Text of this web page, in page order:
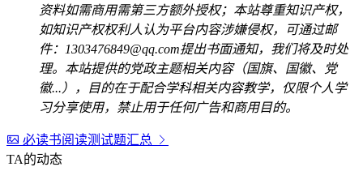
资料如需商用需第三方额外授权；本站尊重知识产权，
如知识产权权利人认为平台内容涉嫌侵权，可通过邮
件：1303476849@qq.com提出书面通知，我们将及时处
理。本站提供的党政主题相关内容（国旗、国徽、党
徽...），目的在于配合学科相关内容教学，仅限个人学
习分享使用，禁止用于任何广告和商用目的。
必读书阅读测试题汇总
TA的动态